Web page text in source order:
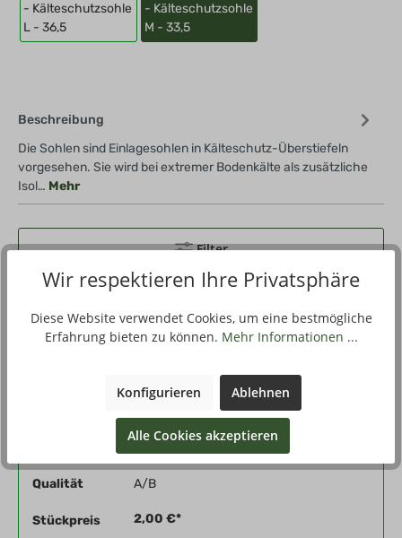
- Kälteschutzsohle
L - 36,5
- Kälteschutzsohle
M - 33,5
Beschreibung
Die Sohlen sind Einlagesohlen in Kälteschutz-Überstiefeln
vorgesehen. Sie wird bei extremer Bodenkälte als zusätzliche
Isol… Mehr
Filter
Vorschau
Produktnummer449051-09-903
weiß, - Kälteschutzsohle M - 33,5 x 13,2
Qualität A/B
Stückpreis 2,00 €*
Wir respektieren Ihre Privatsphäre
Diese Website verwendet Cookies, um eine bestmögliche
Erfahrung bieten zu können. Mehr Informationen ...
Konfigurieren Ablehnen
Alle Cookies akzeptieren